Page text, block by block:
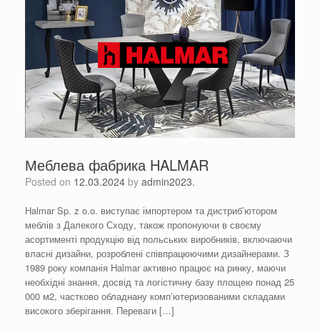
Меблева фабрика HALMAR
Posted on 12.03.2024 by admin2023.
Halmar Sp. z o.o. виступає імпортером та дистриб’ютором
меблів з Далекого Сходу, також пропонуючи в своєму
асортименті продукцію від польських виробників, включаючи
власні дизайни, розроблені співпрацюючими дизайнерами. З
1989 року компанія Halmar активно працює на ринку, маючи
необхідні знання, досвід та логістичну базу площею понад 25
000 м2, частково обладнану комп’ютеризованими складами
високого зберігання. Переваги […]